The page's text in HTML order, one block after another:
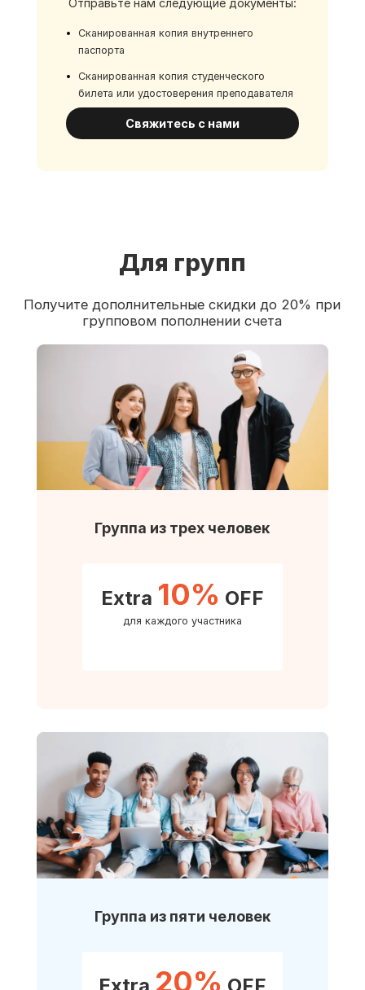
Свяжитесь с нами
Отправьте нам следующие документы:
Сканированная копия внутреннего
паспорта
Сканированная копия студенческого
билета или удостоверения преподавателя
Для групп
Получите дополнительные скидки до 20% при
групповом пополнении счета
Группа из трех человек
Extra 10% OFF
для каждого участника
Группа из пяти человек
20%